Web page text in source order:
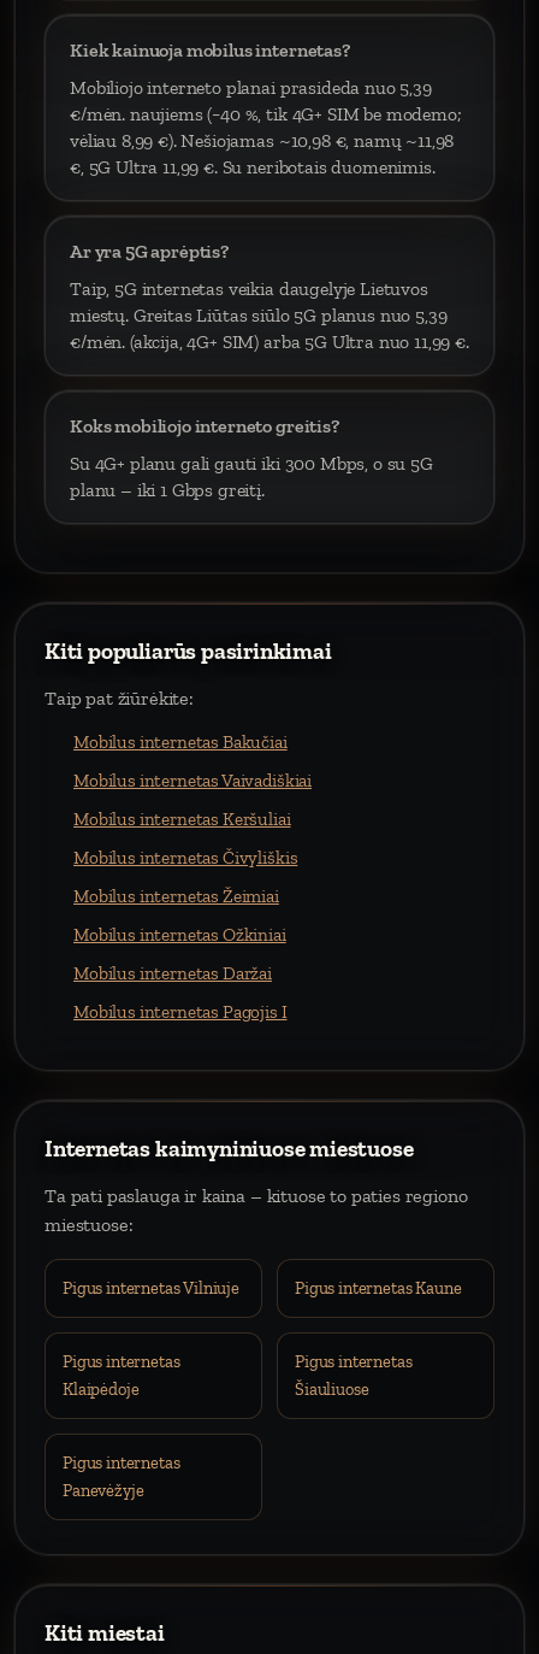
Kiek kainuoja mobilus internetas?
Mobiliojo interneto planai prasideda nuo 5,39
€/mėn. naujiems (−40 %, tik 4G+ SIM be modemo;
vėliau 8,99 €). Nešiojamas ~10,98 €, namų ~11,98
€, 5G Ultra 11,99 €. Su neribotais duomenimis.
Ar yra 5G aprėptis?
Taip, 5G internetas veikia daugelyje Lietuvos
miestų. Greitas Liūtas siūlo 5G planus nuo 5,39
€/mėn. (akcija, 4G+ SIM) arba 5G Ultra nuo 11,99 €.
Koks mobiliojo interneto greitis?
Su 4G+ planu gali gauti iki 300 Mbps, o su 5G
planu – iki 1 Gbps greitį.
Kiti populiarūs pasirinkimai
Taip pat žiūrėkite:
Mobilus internetas Bakučiai
Mobilus internetas Vaivadiškiai
Mobilus internetas Keršuliai
Mobilus internetas Čivyliškis
Mobilus internetas Žeimiai
Mobilus internetas Ožkiniai
Mobilus internetas Daržai
Mobilus internetas Pagojis I
Internetas kaimyniniuose miestuose
Ta pati paslauga ir kaina – kituose to paties regiono
miestuose:
Pigus internetas Vilniuje Pigus internetas Kaune
Pigus internetas
Klaipėdoje
Pigus internetas
Šiauliuose
Pigus internetas
Panevėžyje
Kiti miestai